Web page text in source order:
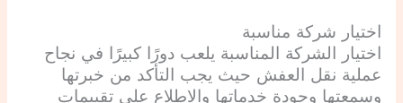
اختيار شركة مناسبة
اختيار الشركة المناسبة يلعب دورًا كبيرًا في نجاح
عملية نقل العفش حيث يجب التأكد من خبرتها
وسمعتها وجودة خدماتها والاطلاع على تقييمات